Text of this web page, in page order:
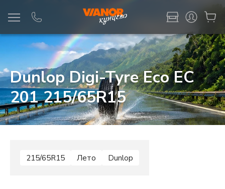
Dunlop Digi-Tyre Eco EC
201 215/65R15
215/65R15 Лето Dunlop
Информация Фото товара